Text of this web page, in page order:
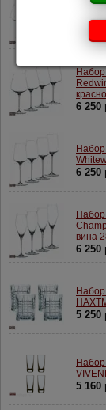
6
Набор
6 250
6 250
вина
6 250
5 250
Набор
5 160